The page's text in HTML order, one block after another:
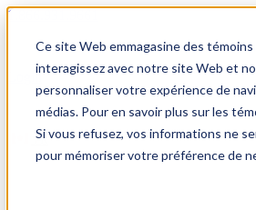
Ce site Web emmagasine des
interagissez avec notre site Web et
personnaliser votre expérience de
médias. Pour en savoir plus sur les
Si vous refusez, vos informations ne
pour mémoriser votre préférence de
1.866.931.9661
Login
FR